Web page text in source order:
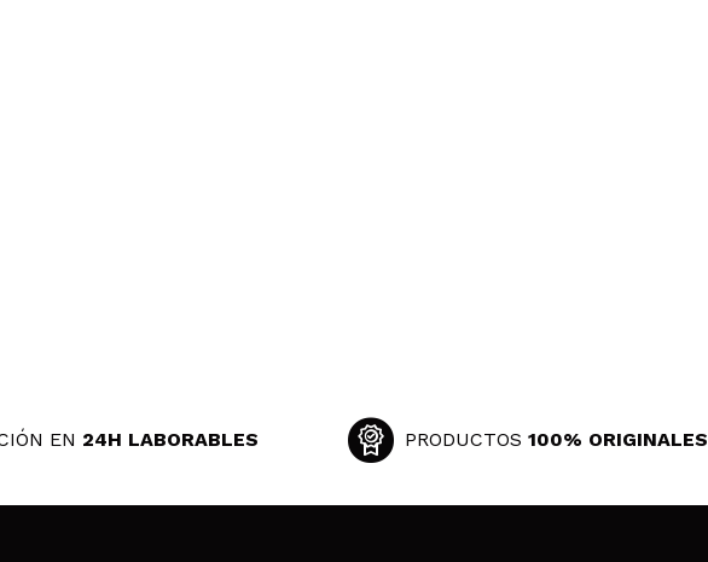
EN 24H LABORABLES PRODUCTOS 100% ORIGINALES